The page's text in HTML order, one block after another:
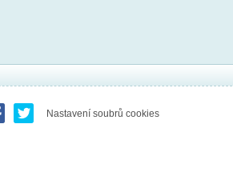
Nastavení soubrů cookies